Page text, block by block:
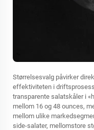
Størrelsesvalg påvirker
effektiviteten i
transparente salatskåler i
mellom 16 og 48 ounces,
mellom ulike
side-salater, mellomstore